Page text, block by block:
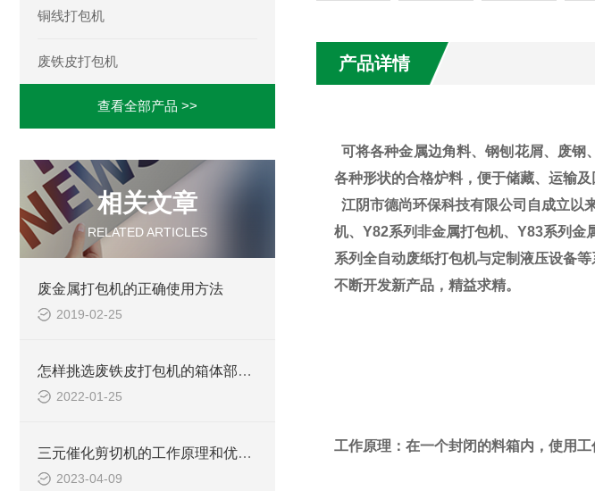
铜线打包机
废铁皮打包机
查看全部产品 >>
相关文章
RELATED ARTICLES
废金属打包机的正确使用方法
2019-02-25
怎样挑选废铁皮打包机的箱体部分？
2022-01-25
三元催化剪切机的工作原理和优势介绍
2023-04-09
产品详情
可将各种金属边角料、钢刨花屑、废钢
各种形状的合格炉料，便于储藏、运输及
江阴市德尚环保科技有限公司自成立以
机、Y82系列非金属打包机、Y83系列金
系列全自动废纸打包机与定制液压设备等
不断开发新产品，精益求精。
工作原理： 在一个封闭的料箱内，使用